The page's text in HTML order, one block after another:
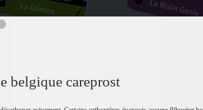
belgique careprost